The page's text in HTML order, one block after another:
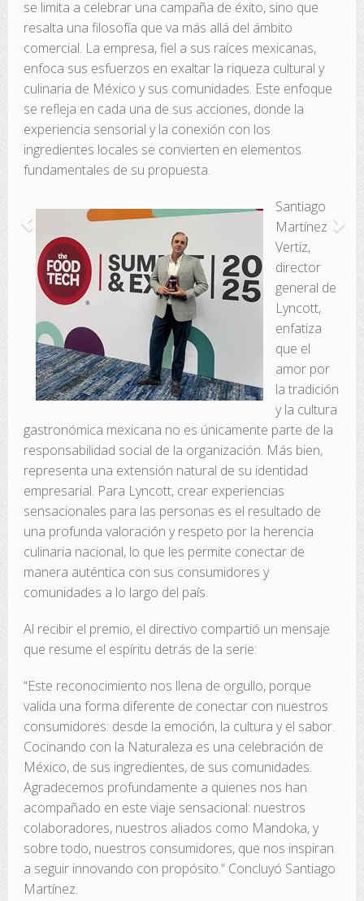
se limita a celebrar una campaña de éxito, sino que
resalta una filosofía que va más allá del ámbito
comercial. La empresa, fiel a sus raíces mexicanas,
enfoca sus esfuerzos en exaltar la riqueza cultural y
culinaria de México y sus comunidades. Este enfoque
se refleja en cada una de sus acciones, donde la
experiencia sensorial y la conexión con los
ingredientes locales se convierten en elementos
fundamentales de su propuesta.
Santiago
Martínez
Vertiz,
director
general de
Lyncott,
enfatiza
que el
amor por
la tradición
y la cultura
gastronómica mexicana no es únicamente parte de la
responsabilidad social de la organización. Más bien,
representa una extensión natural de su identidad
empresarial. Para Lyncott, crear experiencias
sensacionales para las personas es el resultado de
una profunda valoración y respeto por la herencia
culinaria nacional, lo que les permite conectar de
manera auténtica con sus consumidores y
comunidades a lo largo del país.
Al recibir el premio, el directivo compartió un mensaje
que resume el espíritu detrás de la serie:
“Este reconocimiento nos llena de orgullo, porque
valida una forma diferente de conectar con nuestros
consumidores: desde la emoción, la cultura y el sabor.
Cocinando con la Naturaleza es una celebración de
México, de sus ingredientes, de sus comunidades.
Agradecemos profundamente a quienes nos han
acompañado en este viaje sensacional: nuestros
colaboradores, nuestros aliados como Mandoka, y
sobre todo, nuestros consumidores, que nos inspiran
a seguir innovando con propósito.” Concluyó Santiago
Martínez.